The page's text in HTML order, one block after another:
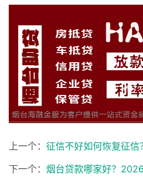
上一个： 征信不好如何恢复征信？2026
下一个： 烟台贷款哪家好？